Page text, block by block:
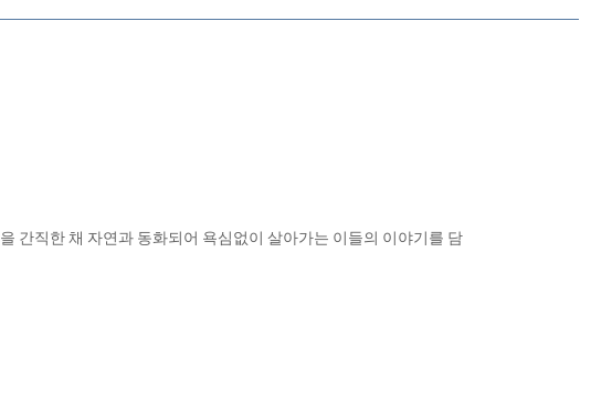
간직한 채 자연과 동화되어 욕심없이 살아가는 이들의 이야기를 담